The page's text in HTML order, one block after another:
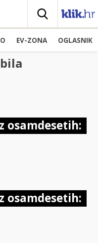
EV-ZONA OGLASNIK
osamdesetih:
osamdesetih: